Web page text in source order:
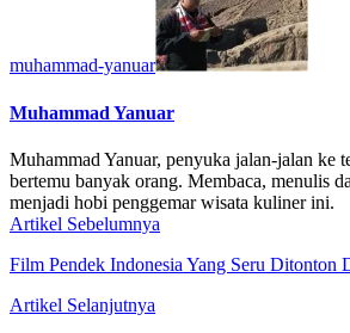
muhammad-yanuar
Muhammad Yanuar
Muhammad Yanuar, penyuka jalan-jalan ke
bertemu banyak orang. Membaca, menulis
menjadi hobi penggemar wisata kuliner ini.
Artikel Sebelumnya
Film Pendek Indonesia Yang Seru Ditonton
Artikel Selanjutnya